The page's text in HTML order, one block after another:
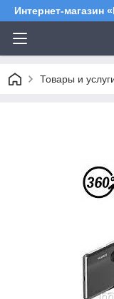
Интернет-магазин
Товары и